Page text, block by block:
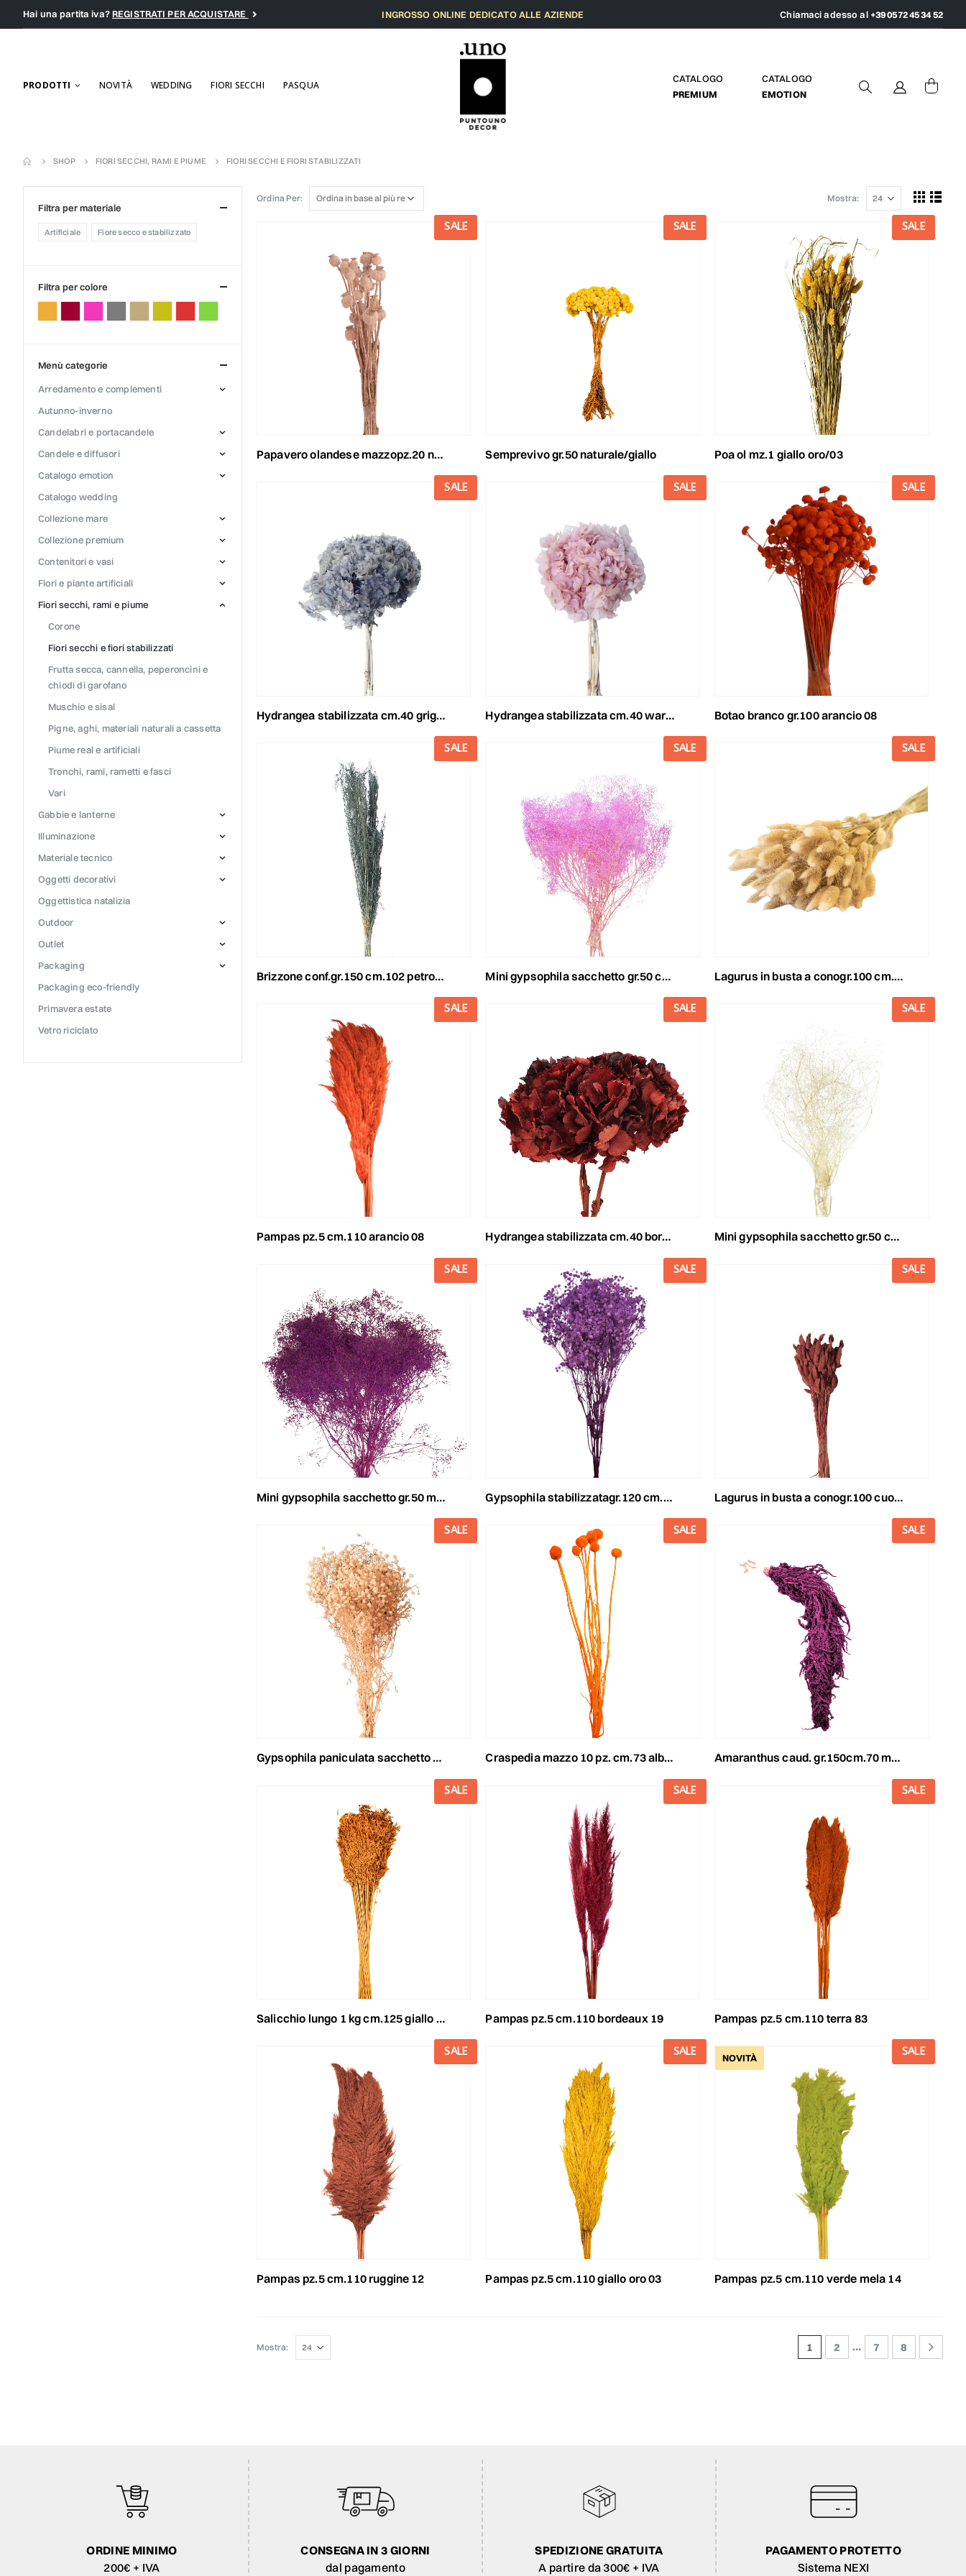
Hai una partita iva?REGISTRATI PER ACQUISTARE INGROSSO ONLINE DEDICATO ALLE AZIENDE Chiamaci adesso al +39 0572 45 34 52
PRODOTTI NOVITÀ WEDDING FIORI SECCHI PASQUA
CATALOGO
PREMIUM
CATALOGO
EMOTION
SHOP FIORI SECCHI, RAMI E PIUME FIORI SECCHI E FIORI STABILIZZATI
Ordina Per: Mostra:
SALE
papavero olandese mazzopz.20 naturale
SALE
semprevivo gr.50 naturale/giallo
SALE
poa ol mz.1 giallo oro/03
SALE
hydrangea stabilizzata cm.40 grigio 53/p
SALE
hydrangea stabilizzata cm.40 warm grau 105/p
SALE
botao branco gr.100 arancio 08
SALE
brizzone conf.gr.150 cm.102 petrolio 204/p
SALE
mini gypsophila sacchetto gr.50 cm.52 ametista 118/p
SALE
lagurus in busta a conogr.100 cm.60-70 naturale
SALE
pampas pz.5 cm.110 arancio 08
SALE
hydrangea stabilizzata cm.40 bordeaux 19
SALE
mini gypsophila sacchetto gr.50 cm.52 bianco 01
SALE
mini gypsophila sacchetto gr.50 mora 58/p
SALE
gypsophila stabilizzatagr.120 cm.75 viola
SALE
lagurus in busta a conogr.100 cuoio/21
SALE
gypsophila paniculata sacchetto gr.100 cm.75 bianco/crema
SALE
craspedia mazzo 10 pz. cm.73 albicocca 41
SALE
amaranthus caud. gr.150cm.70 mora 58/p
SALE
salicchio lungo 1 kg cm.125 giallo oro 03
SALE
pampas pz.5 cm.110 bordeaux 19
SALE
pampas pz.5 cm.110 terra 83
SALE
pampas pz.5 cm.110 ruggine 12
SALE
pampas pz.5 cm.110 giallo oro 03
NOVITÀ
SALE
pampas pz.5 cm.110 verde mela 14
Mostra: 1 2 … 7 8
filtra per materiale
artificiale fiore secco e stabilizzato
filtra per colore
menù categorie
arredamento e complementi
autunno-inverno
candelabri e portacandele
candele e diffusori
catalogo emotion
catalogo wedding
collezione mare
collezione premium
contenitori e vasi
fiori e piante artificiali
fiori secchi, rami e piume
corone
fiori secchi e fiori stabilizzati
frutta secca, cannella, peperoncini e
chiodi di garofano
muschio e sisal
pigne, aghi, materiali naturali a cassetta
piume real e artificiali
tronchi, rami, rametti e fasci
vari
gabbie e lanterne
illuminazione
materiale tecnico
oggetti decorativi
oggettistica natalizia
outdoor
outlet
packaging
packaging eco-friendly
primavera estate
vetro riciclato
ORDINE MINIMO
200€ + IVA
CONSEGNA IN 3 GIORNI
dal pagamento
SPEDIZIONE GRATUITA
A partire da 300€ + IVA
PAGAMENTO PROTETTO
Sistema NEXI